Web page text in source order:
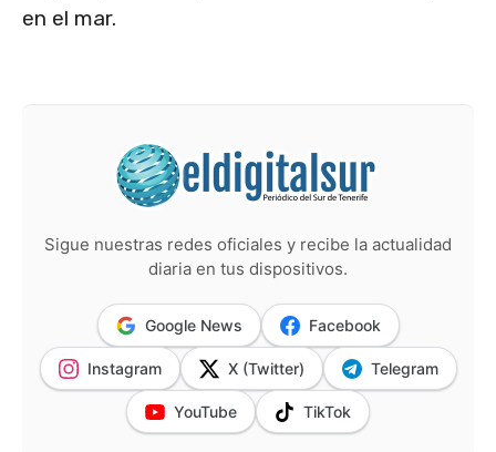
en el mar.
Sigue nuestras redes oficiales y recibe la actualidad
diaria en tus dispositivos.
Google News Facebook
Instagram X (Twitter) Telegram
YouTube TikTok